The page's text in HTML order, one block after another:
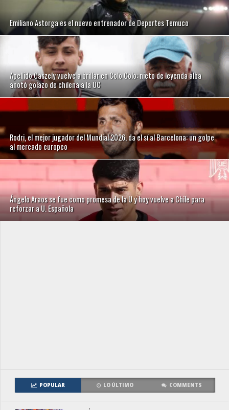
Emiliano Astorga es el nuevo entrenador de Deportes Temuco
Apellido Caszely vuelve a brillar en Colo Colo: nieto de leyenda alba
anotó golazo de chilena a la UC
Rodri, el mejor jugador del Mundial 2026, da el sí al Barcelona: un golpe
al mercado europeo
Ángelo Araos se fue como promesa de la U y hoy vuelve a Chile para
reforzar a U. Española
POPULAR LO ÚLTIMO COMMENTS